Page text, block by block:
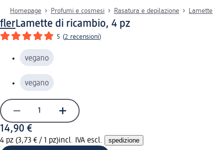
Homepage Profumi e cosmesi Rasatura e depilazione Lamette
flerLamette di ricambio, 4 pz
5 (2 recensioni)
vegano
vegano
14,90 €
4 pz (3,73 € / 1 pz)incl. IVA escl. spedizione